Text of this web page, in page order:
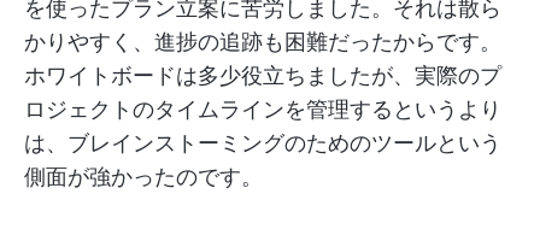
を使ったプラン立案に苦労しました。それは散ら
かりやすく、進捗の追跡も困難だったからです。
ホワイトボードは多少役立ちましたが、実際のプ
ロジェクトのタイムラインを管理するというより
は、ブレインストーミングのためのツールという
側面が強かったのです。